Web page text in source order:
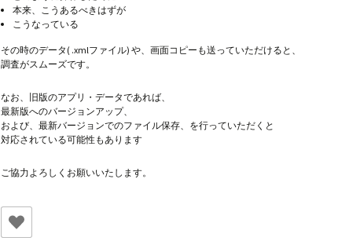
本来、こうあるべきはずが
こうなっている
その時のデータ( .xmlファイル) や、画面コピーも送っていただけると、
調査がスムーズです。
なお、旧版のアプリ・データであれば、
最新版へのバージョンアップ、
および、最新バージョンでのファイル保存、を行っていただくと
対応されている可能性もあります
ご協力よろしくお願いいたします。